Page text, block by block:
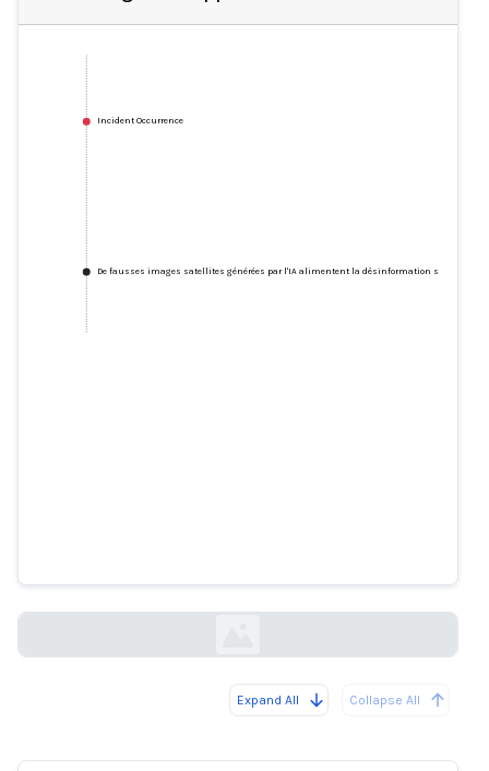
Incident Occurrence
De fausses images satellites générées par l'IA alimentent la désinformation sur la
Expand All Collapse All